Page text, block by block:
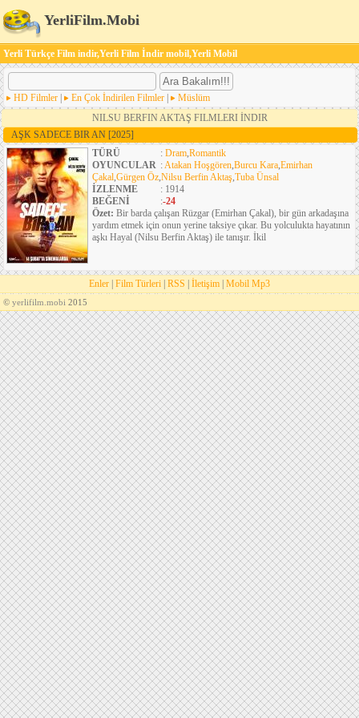
YerliFilm.Mobi
Yerli Türkçe Film indir,Yerli Film İndir mobil,Yerli Mobil
HD Filmler En Çok İndirilen Filmler
Müslüm
NILSU BERFIN AKTAŞ FILMLERI İNDIR
AŞK SADECE BIR AN [2025]
TÜRÜ
: Dram,Romantik
OYUNCULAR :Atakan Hoşgören,Burcu Kara,Emirhan
Çakal,Gürgen Öz,Nilsu Berfin Aktaş,Tuba Ünsal
İZLENME
: 1914
BEĞENİ
:-24
Özet: Bir barda çalışan Rüzgar (Emirhan Çakal), bir gün arkadaşına
yardım etmek için onun yerine taksiye çıkar. Bu yolculukta hayatının
aşkı Hayal (Nilsu Berfin Aktaş) ile tanışır. İkil
Enler Film Türleri RSS İletişim Mobil Mp3
© yerlifilm.mobi 2015